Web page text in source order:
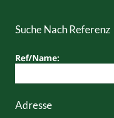
Suche Nach Referenz
Ref/Name:
Adresse